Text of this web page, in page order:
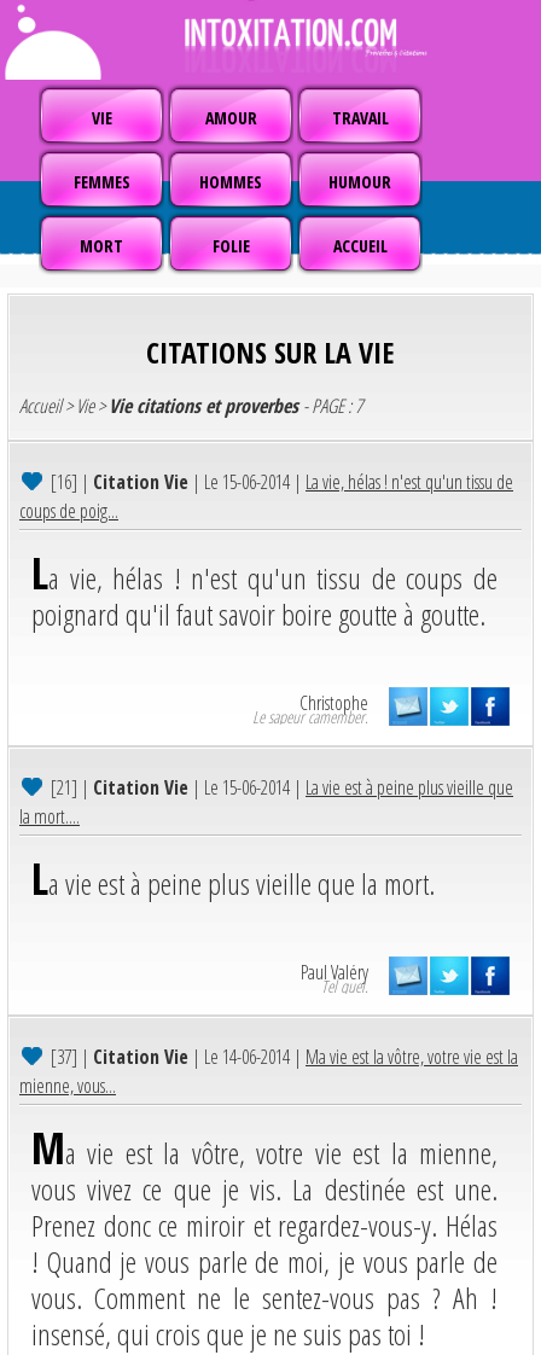
VIE AMOUR TRAVAIL
FEMMES HOMMES HUMOUR
MORT FOLIE ACCUEIL
CITATIONS SUR LA VIE
Accueil>Vie>Vie citations et proverbes- PAGE : 7
[16] | Citation Vie | Le 15-06-2014 | La vie, hélas ! n'est qu'un tissu de
coups de poig...
La vie, hélas ! n'est qu'un tissu de coups de
poignard qu'il faut savoir boire goutte à goutte.
Christophe
Le sapeur camember.
[21] | Citation Vie | Le 15-06-2014 | La vie est à peine plus vieille que
la mort....
La vie est à peine plus vieille que la mort.
Paul Valéry
Tel quel.
[37] | Citation Vie | Le 14-06-2014 | Ma vie est la vôtre, votre vie est la
mienne, vous...
Ma vie est la vôtre, votre vie est la mienne,
vous vivez ce que je vis. La destinée est une.
Prenez donc ce miroir et regardez-vous-y. Hélas
! Quand je vous parle de moi, je vous parle de
vous. Comment ne le sentez-vous pas ? Ah !
insensé, qui crois que je ne suis pas toi !